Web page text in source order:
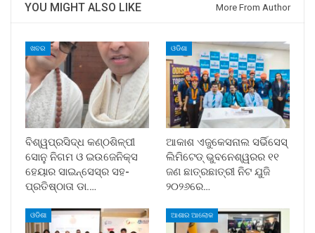
YOU MIGHT ALSO LIKE More From Author
ଖବର
ବିଶ୍ୱପ୍ରସିଦ୍ଧ କଣ୍ଠଶିଳ୍ପୀ
ସୋନୁ ନିଗମ ଓ ଇଉଜେନିକ୍ସ
ହେୟାର ସାଇନ୍ସେସ୍ର ସହ-
ପ୍ରତିଷ୍ଠାତା ଡା.…
ଓଡିଶା
ଆକାଶ ଏଜୁକେସନାଲ ସର୍ଭିସେସ୍
ଲିମିଟେଡ୍ ଭୁବନେଶ୍ୱରର ୧୧
ଜଣ ଛାତ୍ରଛାତ୍ରୀ ନିଟ ଯୁଜି
୨୦୨୬ରେ…
ଓଡିଶା ଆଶାର ଆଲୋକ